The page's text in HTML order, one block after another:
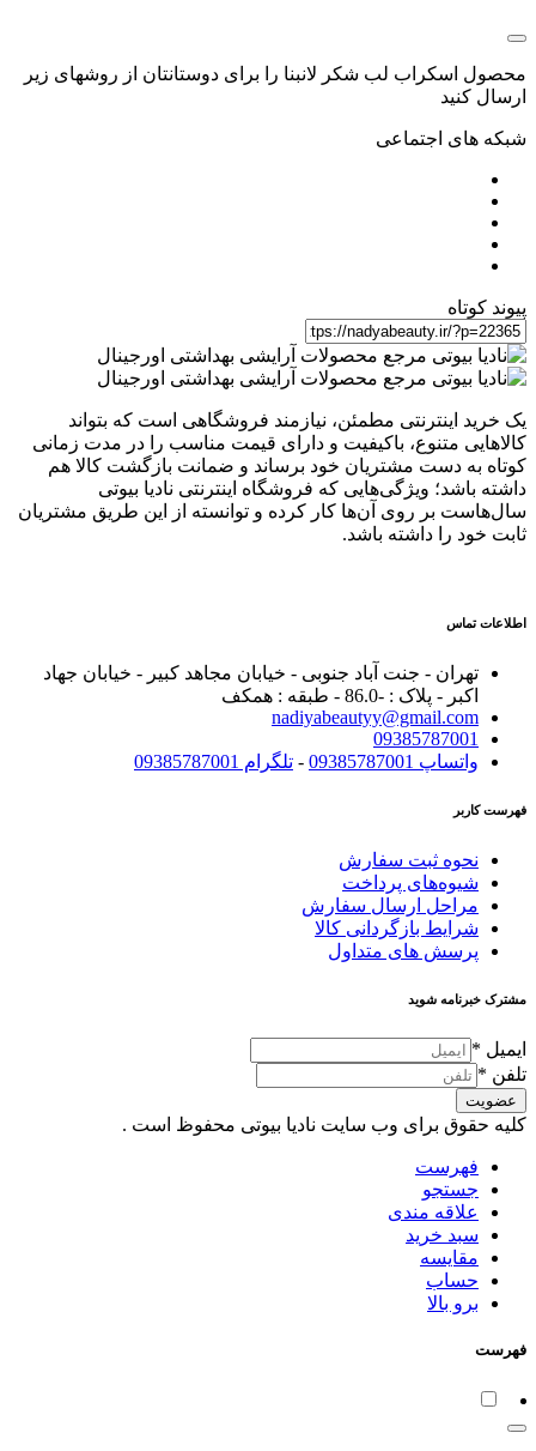
محصول اسکراب لب شکر لانبنا را برای دوستانتان از روشهای زیر
ارسال کنید
شبکه های اجتماعی
پیوند کوتاه
یک خرید اینترنتی مطمئن، نیازمند فروشگاهی است که بتواند
کالاهایی متنوع، باکیفیت و دارای قیمت مناسب را در مدت زمانی
کوتاه به دست مشتریان خود برساند و ضمانت بازگشت کالا هم
داشته باشد؛ ویژگی‌هایی که فروشگاه اینترنتی نادیا بیوتی
سال‌هاست بر روی آن‌ها کار کرده و توانسته از این طریق مشتریان
ثابت خود را داشته باشد.
اطلاعات تماس
تهران - جنت آباد جنوبی - خیابان مجاهد کبیر - خیابان جهاد
اکبر - پلاک : -86.0 - طبقه : همکف
nadiyabeautyy@gmail.com
09385787001
واتساپ 09385787001
- تلگرام 09385787001
فهرست کاربر
نحوه ثبت سفارش
شیوه‌های پرداخت
مراحل ارسال سفارش
شرایط بازگردانی کالا
پرسش های متداول
مشترک خبرنامه شوید
ایمیل *
تلفن *
عضویت
کلیه حقوق برای وب سایت نادیا بیوتی محفوظ است .
فهرست
جستجو
علاقه مندی
سبد خرید
مقایسه
حساب
برو بالا
فهرست